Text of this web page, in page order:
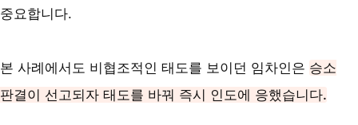
중요합니다.
본 사례에서도 비협조적인 태도를 보이던 임차인은 승소
판결이 선고되자 태도를 바꿔 즉시 인도에 응했습니다.